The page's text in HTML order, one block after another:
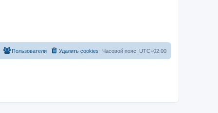
Часовой пояс: UTC+02:00
Удалить cookies
Пользователи